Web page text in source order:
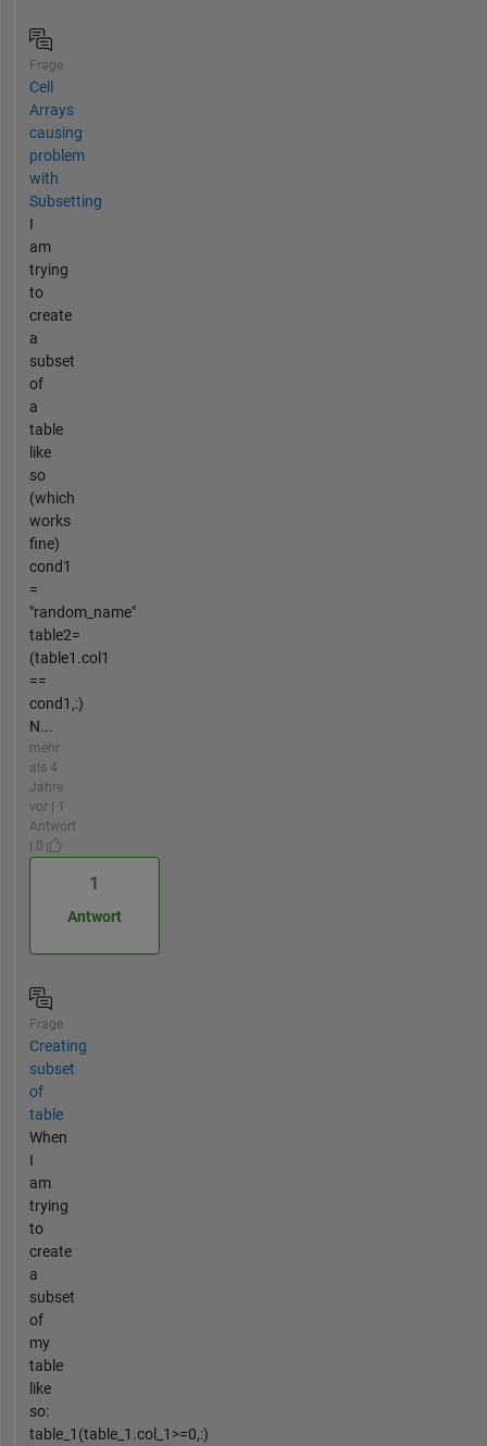
Frage
Cell
Arrays
causing
problem
with
Subsetting
I
am
trying
to
create
a
subset
of
a
table
like
so
(which
works
fine)
cond1
=
"random_name"
table2=
(table1.col1
==
cond1,:)
N...
mehr
als 4
Jahre
vor | 1
Antwort
| 0
1
Antwort
Frage
Creating
subset
of
table
When
I
am
trying
to
create
a
subset
of
my
table
like
so:
table_1(table_1.col_1>=0,:)